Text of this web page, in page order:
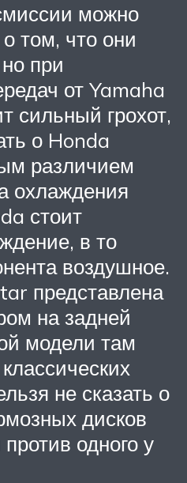
можно
том, что они
при
от Yamaha
сильный грохот,
о Honda
различием
охлаждения
стоит
в то
воздушное.
представлена
на задней
модели там
не сказать о
дисков
одного у